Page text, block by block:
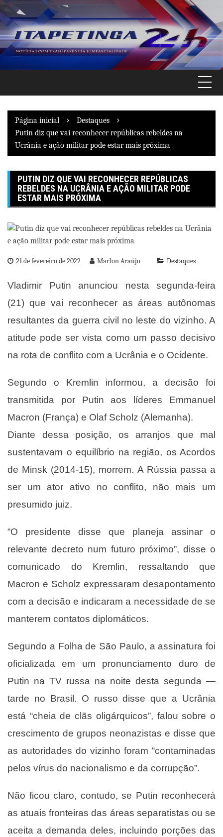
Pular
para
o
conteúdo
Página inicial
Destaques
Putin diz que vai reconhecer repúblicas rebeldes na
Ucrânia e ação militar pode estar mais próxima
PUTIN DIZ QUE VAI RECONHECER REPÚBLICAS
REBELDES NA UCRÂNIA E AÇÃO MILITAR PODE
ESTAR MAIS PRÓXIMA
21 de fevereiro de 2022 Marlon Araújo Destaques
Vladimir Putin anunciou nesta segunda-feira
(21) que vai reconhecer as áreas autônomas
resultantes da guerra civil no leste do vizinho. A
atitude pode ser vista como um passo decisivo
na rota de conflito com a Ucrânia e o Ocidente.
Segundo o Kremlin informou, a decisão foi
transmitida por Putin aos líderes Emmanuel
Macron (França) e Olaf Scholz (Alemanha).
Diante dessa posição, os arranjos que mal
sustentavam o equilíbrio na região, os Acordos
de Minsk (2014-15), morrem. A Rússia passa a
ser um ator ativo no conflito, não mais um
presumido juiz.
“O presidente disse que planeja assinar o
relevante decreto num futuro próximo”, disse o
comunicado do Kremlin, ressaltando que
Macron e Scholz expressaram desapontamento
com a decisão e indicaram a necessidade de se
manterem contatos diplomáticos.
Segundo a Folha de São Paulo, a assinatura foi
oficializada em um pronunciamento duro de
Putin na TV russa na noite desta segunda —
tarde no Brasil. O russo disse que a Ucrânia
está “cheia de clãs oligárquicos”, falou sobre o
crescimento de grupos neonazistas e disse que
as autoridades do vizinho foram “contaminadas
pelos vírus do nacionalismo e da corrupção”.
Não ficou claro, contudo, se Putin reconhecerá
as atuais fronteiras das áreas separatistas ou se
aceita a demanda deles, incluindo porções das